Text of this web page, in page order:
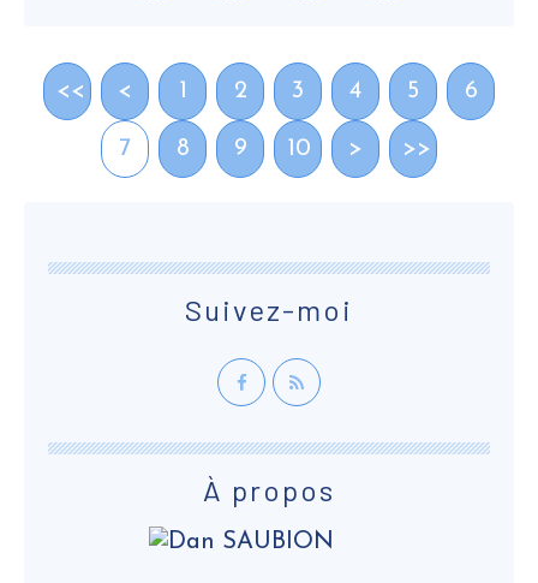
<< < 1 2 3 4 5 6
7 8 9 10 > >>
Suivez-moi
À propos